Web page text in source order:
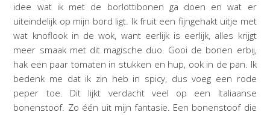
idee wat ik met de borlottibonen ga doen en wat er
uiteindelijk op mijn bord ligt. Ik fruit een fijngehakt uitje met
wat knoflook in de wok, want eerlijk is eerlijk, alles krijgt
meer smaak met dit magische duo. Gooi de bonen erbij,
hak een paar tomaten in stukken en hup, ook in de pan. Ik
bedenk me dat ik zin heb in spicy, dus voeg een rode
peper toe. Dit lijkt verdacht veel op een Italiaanse
bonenstoof. Zo één uit mijn fantasie. Een bonenstoof die